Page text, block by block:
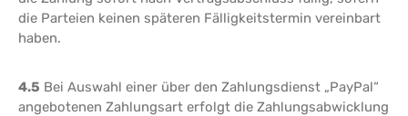
die Parteien keinen späteren Fälligkeitstermin vereinbart
haben.
4.5 Bei Auswahl einer über den Zahlungsdienst „PayPal“
angebotenen Zahlungsart erfolgt die Zahlungsabwicklung